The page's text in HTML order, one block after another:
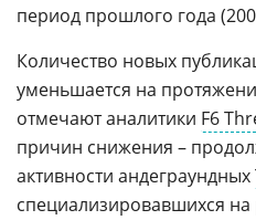
период прошлого года
Количество новых
уменьшается на
отмечают аналитики F6
причин снижения –
активности андеграундных
специализировавшихся